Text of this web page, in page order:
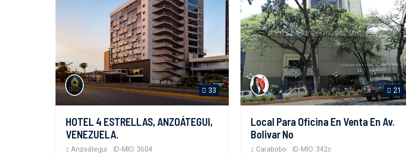
33
HOTEL 4 ESTRELLAS, ANZOÁTEGUI,
VENEZUELA.
Anzoátegui ID-MIO: 3604
21
Local Para Oficina En Venta En Av.
Bolivar No
Carabobo ID-MIO: 342c